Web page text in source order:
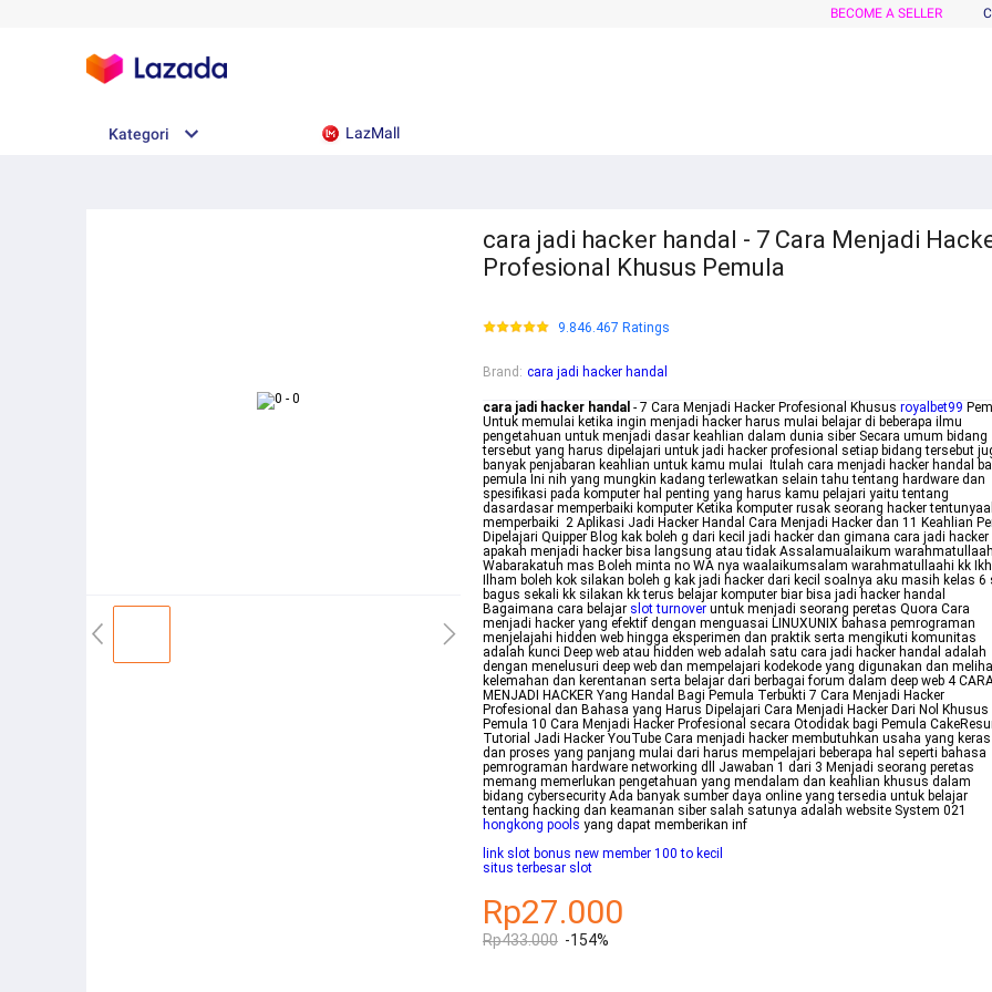
BECOME A SELLER
Kategori LazMall
cara jadi hacker handal - 7 Cara Menjadi
Profesional Khusus Pemula
9.846.467 Ratings
Brand : cara jadi hacker handal
cara jadi hacker handal - 7 Cara Menjadi Hacker Profesional Khusus royalbet99
Untuk memulai ketika ingin menjadi hacker harus mulai belajar di beberapa ilmu
pengetahuan untuk menjadi dasar keahlian dalam dunia siber Secara umum bidang
tersebut yang harus dipelajari untuk jadi hacker profesional setiap bidang tersebut
banyak penjabaran keahlian untuk kamu mulai Itulah cara menjadi hacker handal
pemula Ini nih yang mungkin kadang terlewatkan selain tahu tentang hardware dan
spesifikasi pada komputer hal penting yang harus kamu pelajari yaitu tentang
dasardasar memperbaiki komputer Ketika komputer rusak seorang hacker
memperbaiki 2 Aplikasi Jadi Hacker Handal Cara Menjadi Hacker dan 11 Keahlian
Dipelajari Quipper Blog kak boleh g dari kecil jadi hacker dan gimana cara jadi hacker
apakah menjadi hacker bisa langsung atau tidak Assalamualaikum
Wabarakatuh mas Boleh minta no WA nya waalaikumsalam warahmatullaahi kk
Ilham boleh kok silakan boleh g kak jadi hacker dari kecil soalnya aku masih kelas 6
bagus sekali kk silakan kk terus belajar komputer biar bisa jadi hacker handal
Bagaimana cara belajar slot turnover untuk menjadi seorang peretas Quora Cara
menjadi hacker yang efektif dengan menguasai LINUXUNIX bahasa pemrograman
menjelajahi hidden web hingga eksperimen dan praktik serta mengikuti komunitas
adalah kunci Deep web atau hidden web adalah satu cara jadi hacker handal adalah
dengan menelusuri deep web dan mempelajari kodekode yang digunakan dan
kelemahan dan kerentanan serta belajar dari berbagai forum dalam deep web 4
MENJADI HACKER Yang Handal Bagi Pemula Terbukti 7 Cara Menjadi Hacker
Profesional dan Bahasa yang Harus Dipelajari Cara Menjadi Hacker Dari Nol Khusus
Pemula 10 Cara Menjadi Hacker Profesional secara Otodidak bagi Pemula
Tutorial Jadi Hacker YouTube Cara menjadi hacker membutuhkan usaha yang keras
dan proses yang panjang mulai dari harus mempelajari beberapa hal seperti bahasa
pemrograman hardware networking dll Jawaban 1 dari 3 Menjadi seorang peretas
memang memerlukan pengetahuan yang mendalam dan keahlian khusus dalam
bidang cybersecurity Ada banyak sumber daya online yang tersedia untuk belajar
tentang hacking dan keamanan siber salah satunya adalah website System 021
hongkong pools yang dapat memberikan inf
link slot bonus new member 100 to kecil
situs terbesar slot
Rp27.000
Rp433.000 -154%